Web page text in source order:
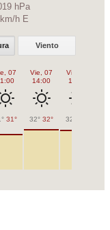
hPa
h E
Viento
07
31°
Vie, 07
14:00
32° 32°
Vie, 07
17:00
32°